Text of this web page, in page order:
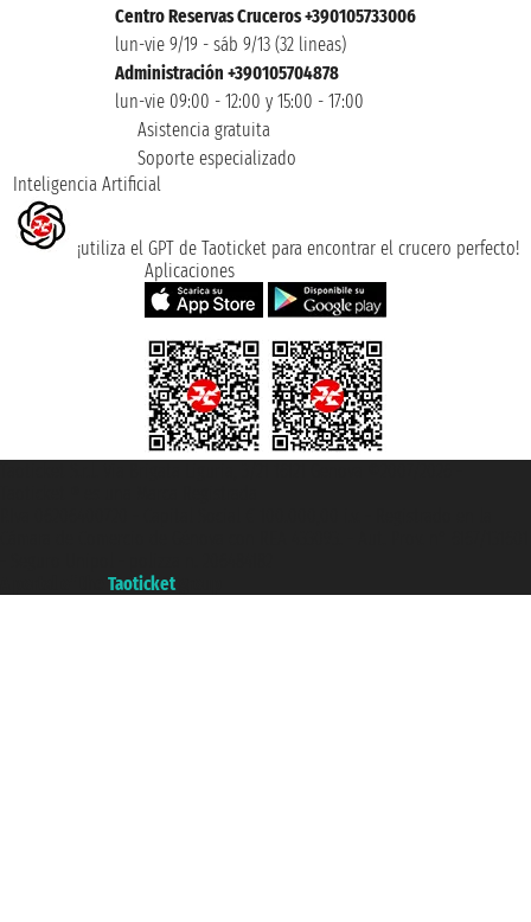
Centro Reservas Cruceros +390105733006
lun-vie 9/19 - sáb 9/13 (32 lineas)
Administración +390105704878
lun-vie 09:00 - 12:00 y 15:00 - 17:00
Asistencia gratuita
Soporte especializado
Inteligencia Artificial
¡utiliza el GPT de Taoticket para encontrar el crucero perfecto!
Aplicaciones
Taoticket